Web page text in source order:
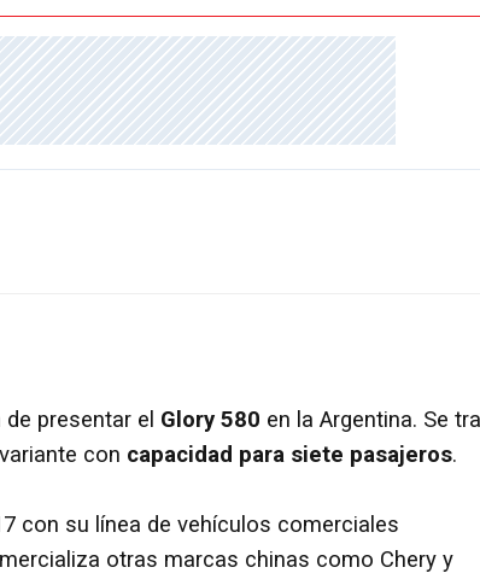
de presentar el Glory 580 en la Argentina. Se
con capacidad para siete pasajeros.
con su línea de vehículos comerciales
otras marcas chinas como Chery y